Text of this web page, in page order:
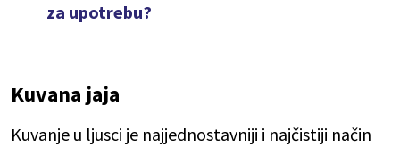
za upotrebu?
Kuvana jaja
Kuvanje u ljusci je najjednostavniji i najčistiji način